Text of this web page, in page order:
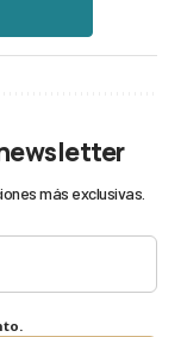
más exclusivas.